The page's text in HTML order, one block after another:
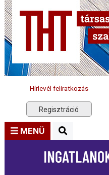
Hírlevél feliratkozás
Regisztráció
MENÜ